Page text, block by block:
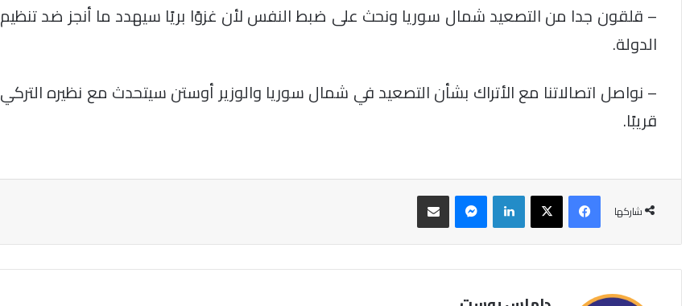
– قلقون جدا من التصعيد شمال سوريا ونحث على ضبط النفس لأن غزوًا بريًا سيهدد ما أنجز ضد تنظيم
الدولة.
– نواصل اتصالاتنا مع الأتراك بشأن التصعيد في شمال سوريا والوزير أوستن سيتحدث مع نظيره التركي
قريبًا.
شاركها
فيسبوك‫X لينكدإن ماسنجر مشاركة عبر البريد